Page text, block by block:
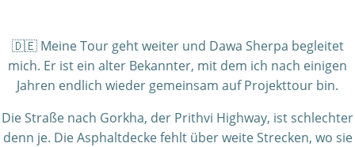
🇩🇪 Meine Tour geht weiter und Dawa Sherpa begleitet
mich. Er ist ein alter Bekannter, mit dem ich nach einigen
Jahren endlich wieder gemeinsam auf Projekttour bin.
Die Straße nach Gorkha, der Prithvi Highway, ist schlechter
denn je. Die Asphaltdecke fehlt über weite Strecken, wo sie